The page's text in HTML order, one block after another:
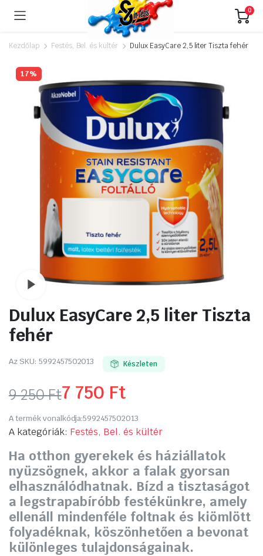
0
Kezdőlap Festés, Bel. és kültér Dulux EasyCare 2,5 liter Tiszta fehér
17%
Watch video
Dulux EasyCare 2,5 liter Tiszta
fehér
Az SKU: 5992457502013 Készleten
9 250Ft
Original
price
was:
9
250 Ft.
7 750 Ft
Current
price
is:
7
750 Ft.
A termék vonalkódja:5992457502013
A kategóriák: Festés, Bel. és kültér
Ha otthon gyerekek és háziállatok
nyüzsögnek, akkor a falak gyorsan
elhasználódhatnak. Bízd a tisztaságot
a legstrapabíróbb festékünkre, amely
ellenáll mindenféle foltnak és kiömlött
folyadéknak, köszönhetően a bevonat
különleges tulajdonságainak.